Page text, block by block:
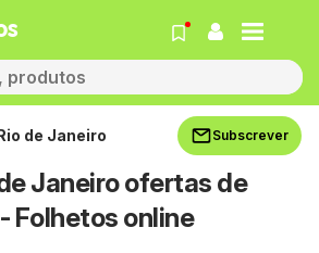
de Janeiro Subscrever
Janeiro ofertas de
online